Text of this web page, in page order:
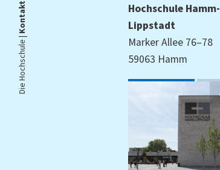
Die Hochschule |
Kontakt
Hochschule Hamm-
Lippstadt
Marker Allee 76–78
59063 Hamm